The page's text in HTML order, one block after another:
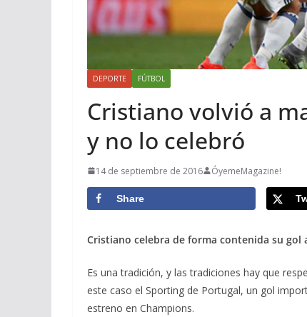
DEPORTE FÚTBOL
Cristiano volvió a
y no lo celebró
14 de septiembre de 2016 ÓyemeMagazine!
Share
Cristiano celebra de forma contenida su gol
Es una tradición, y las tradiciones hay que
este caso el Sporting de Portugal, un gol
estreno en Champions.